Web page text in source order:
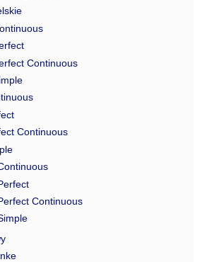
Continuous
Continuous
Continuous